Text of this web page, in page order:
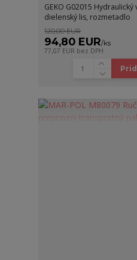
GEKO G02015
dielenský lis, rozmetadlo
120,00 EUR
94,80 EUR/ks
77,07 EUR bez DPH